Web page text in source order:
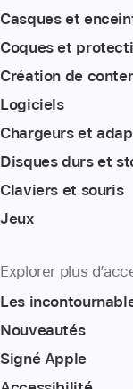
Casques et
Coques et
Création de
Logiciels
Chargeurs et
Disques durs et
Claviers et souris
Jeux
Explorer plus
Les
Nouveautés
Signé Apple